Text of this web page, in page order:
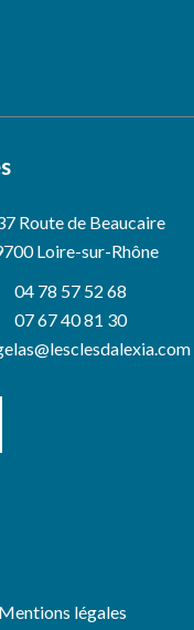
Route de Beaucaire
Loire-sur-Rhône
04 78 57 52 68
07 67 40 81 30
Mentions légales